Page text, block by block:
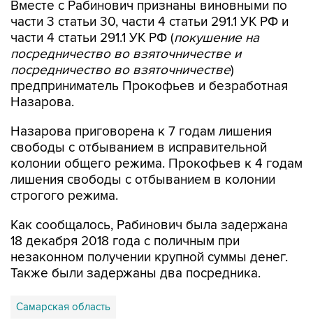
части 4 статьи 291.1 УК РФ (покушение на
посредничество во взяточничестве и
посредничество во взяточничестве)
предприниматель Прокофьев и безработная
Назарова.
Назарова приговорена к 7 годам лишения
колонии общего режима. Прокофьев к 4 годам
лишения свободы с отбыванием в колонии
строгого режима.
Как сообщалось, Рабинович была задержана
незаконном получении крупной суммы денег.
Также были задержаны два посредника.
Самарская область